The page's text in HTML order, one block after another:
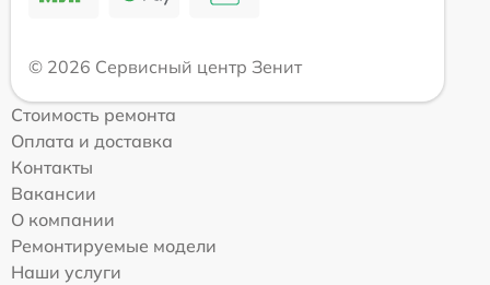
© 2026 Сервисный центр Зенит
Стоимость ремонта
Оплата и доставка
Контакты
Вакансии
О компании
Ремонтируемые модели
Наши услуги